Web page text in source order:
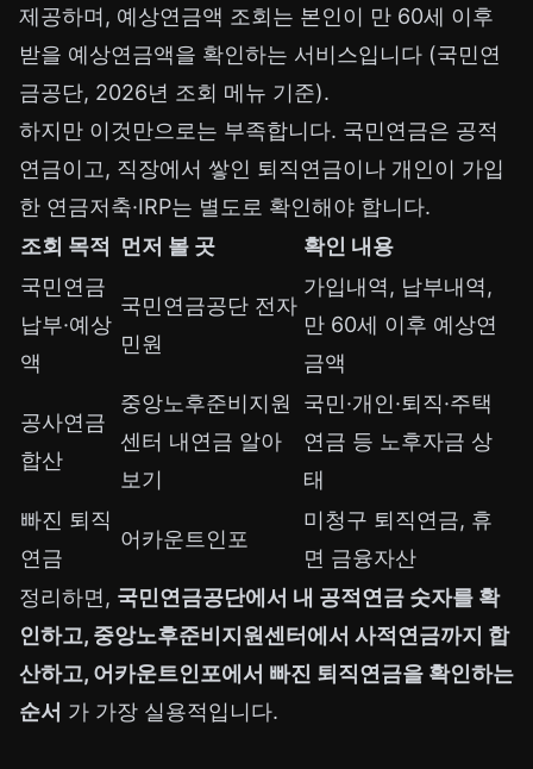
제공하며, 예상연금액 조회는 본인이 만 60세 이후
받을 예상연금액을 확인하는 서비스입니다 (국민연
금공단, 2026년 조회 메뉴 기준).
하지만 이것만으로는 부족합니다. 국민연금은 공적
연금이고, 직장에서 쌓인 퇴직연금이나 개인이 가입
한 연금저축·IRP는 별도로 확인해야 합니다.
조회 목적
먼저 볼 곳
확인 내용
국민연금
납부·예상
액
국민연금공단 전자
민원
가입내역, 납부내역,
만 60세 이후 예상연
금액
공사연금
합산
중앙노후준비지원
센터 내연금 알아
보기
국민·개인·퇴직·주택
연금 등 노후자금 상
태
빠진 퇴직
연금
어카운트인포
미청구 퇴직연금, 휴
면 금융자산
정리하면, 국민연금공단에서 내 공적연금 숫자를 확
인하고, 중앙노후준비지원센터에서 사적연금까지 합
산하고, 어카운트인포에서 빠진 퇴직연금을 확인하는
순서 가 가장 실용적입니다.